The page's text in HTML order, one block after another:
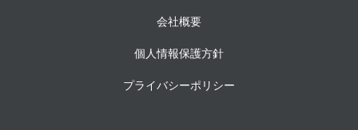
会社概要
個人情報保護方針
プライバシーポリシー